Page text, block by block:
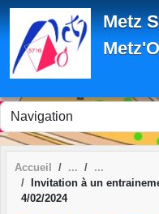
Metz
Metz'O
Accueil
Invitation à un
4/02/2024
Panneau de gestion des